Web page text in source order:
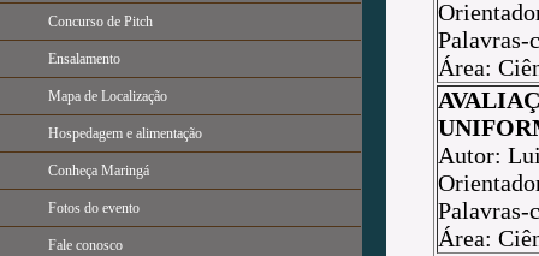
Concurso de Pitch
Ensalamento
Mapa de Localização
Hospedagem e alimentação
Conheça Maringá
Fotos do evento
Fale conosco
Palavras-
Área:
Autor:
Palavras-
Área: